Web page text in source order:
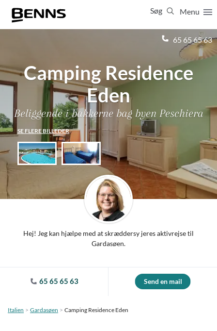
Menu
Søg
65 65 65 63
Camping Residence
Eden
Beliggende i bakkerne bag byen Peschiera
SE FLERE BILLEDER
Hej! Jeg kan hjælpe med at skræddersy jeres aktivrejse til
Gardasøen.
65 65 65 63 Send en mail
Italien Gardasøen Camping Residence Eden
Luk
Vis resultater for: Alle
Ferierejser
Firma- og temarejser
Studierejser